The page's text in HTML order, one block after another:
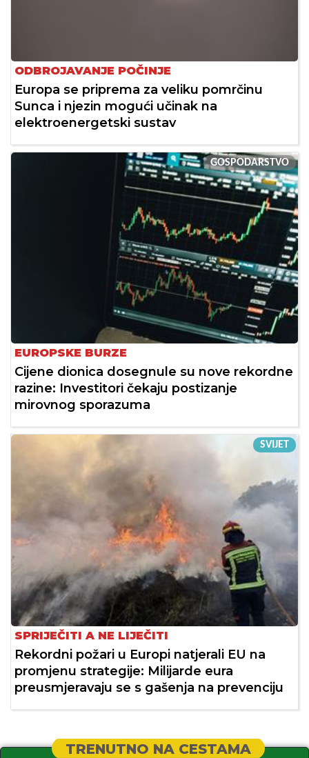
ODBROJAVANJE POČINJE
Europa se priprema za veliku pomrčinu
Sunca i njezin mogući učinak na
elektroenergetski sustav
GOSPODARSTVO
EUROPSKE BURZE
Cijene dionica dosegnule su nove rekordne
razine: Investitori čekaju postizanje
mirovnog sporazuma
SVIJET
SPRIJEČITI A NE LIJEČITI
Rekordni požari u Europi natjerali EU na
promjenu strategije: Milijarde eura
preusmjeravaju se s gašenja na prevenciju
TRENUTNO NA CESTAMA